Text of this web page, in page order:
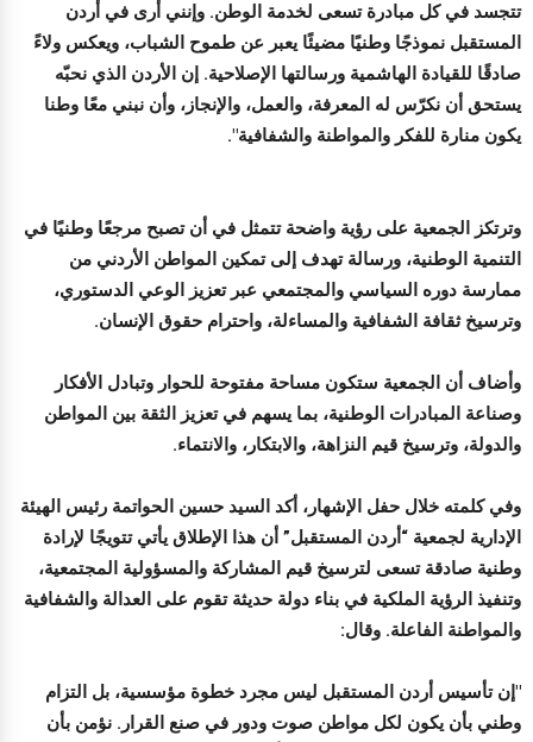
تتجسد في كل مبادرة تسعى لخدمة الوطن. وإنني أرى في أردن
المستقبل نموذجًا وطنيًا مضيئًا يعبر عن طموح الشباب، ويعكس ولاءً
صادقًا للقيادة الهاشمية ورسالتها الإصلاحية. إن الأردن الذي نحبّه
يستحق أن نكرّس له المعرفة، والعمل، والإنجاز، وأن نبني معًا وطنا
يكون منارة للفكر والمواطنة والشفافية".
وترتكز الجمعية على رؤية واضحة تتمثل في أن تصبح مرجعًا وطنيًا في
التنمية الوطنية، ورسالة تهدف إلى تمكين المواطن الأردني من
ممارسة دوره السياسي والمجتمعي عبر تعزيز الوعي الدستوري،
وترسيخ ثقافة الشفافية والمساءلة، واحترام حقوق الإنسان.
وأضاف أن الجمعية ستكون مساحة مفتوحة للحوار وتبادل الأفكار
وصناعة المبادرات الوطنية، بما يسهم في تعزيز الثقة بين المواطن
والدولة، وترسيخ قيم النزاهة، والابتكار، والانتماء.
وفي كلمته خلال حفل الإشهار، أكد السيد حسين الحواتمة رئيس الهيئة
الإدارية لجمعية “أردن المستقبل” أن هذا الإطلاق يأتي تتويجًا لإرادة
وطنية صادقة تسعى لترسيخ قيم المشاركة والمسؤولية المجتمعية،
وتنفيذ الرؤية الملكية في بناء دولة حديثة تقوم على العدالة والشفافية
والمواطنة الفاعلة. وقال:
"إن تأسيس أردن المستقبل ليس مجرد خطوة مؤسسية، بل التزام
وطني بأن يكون لكل مواطن صوت ودور في صنع القرار. نؤمن بأن